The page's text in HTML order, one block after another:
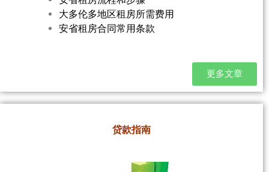
大多伦多地区租房所需费用
安省租房合同常用条款
更多文章
贷款指南